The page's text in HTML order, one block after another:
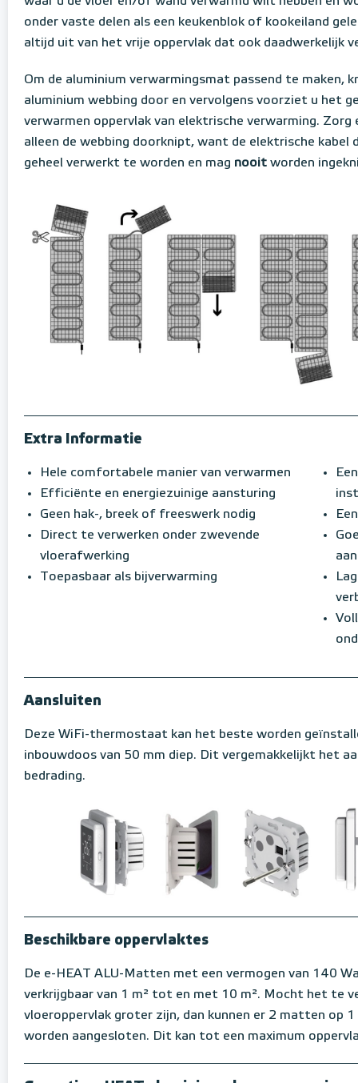
onder vaste delen als een keukenblok of kookeiland
altijd uit van het vrije oppervlak dat ook daadwerkelijk
Om de aluminium verwarmingsmat passend te maken,
aluminium webbing door en vervolgens voorziet u het
verwarmen oppervlak van elektrische verwarming.
alleen de webbing doorknipt, want de elektrische kabel
geheel verwerkt te worden en mag nooit worden
Extra Informatie
Hele comfortabele manier van verwarmen
Efficiënte en energiezuinige aansturing
Geen hak-, breek of freeswerk nodig
Direct te verwerken onder zwevende
vloerafwerking
Toepasbaar als bijverwarming
Aansluiten
Deze WiFi-thermostaat kan het beste worden
inbouwdoos van 50 mm diep. Dit vergemakkelijkt het
bedrading.
Beschikbare oppervlaktes
De e-HEAT ALU-Matten met een vermogen van 140
verkrijgbaar van 1 m² tot en met 10 m². Mocht het te
vloeroppervlak groter zijn, dan kunnen er 2 matten op
worden aangesloten. Dit kan tot een maximum